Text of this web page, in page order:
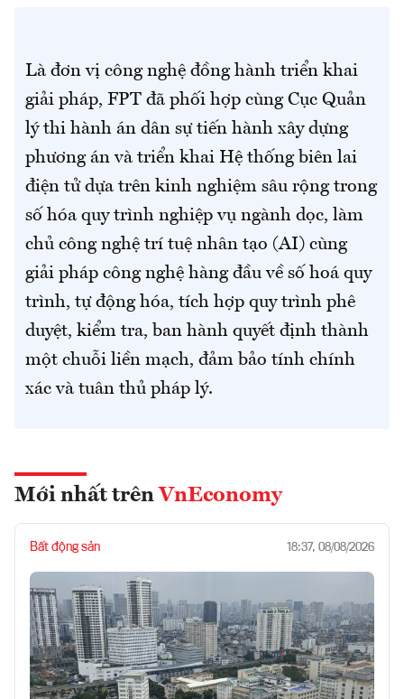
Là đơn vị công nghệ đồng hành triển khai
giải pháp, FPT đã phối hợp cùng Cục Quản
lý thi hành án dân sự tiến hành xây dựng
phương án và triển khai Hệ thống biên lai
điện tử dựa trên kinh nghiệm sâu rộng trong
số hóa quy trình nghiệp vụ ngành dọc, làm
chủ công nghệ trí tuệ nhân tạo (AI) cùng
giải pháp công nghệ hàng đầu về số hoá quy
trình, tự động hóa, tích hợp quy trình phê
duyệt, kiểm tra, ban hành quyết định thành
một chuỗi liền mạch, đảm bảo tính chính
xác và tuân thủ pháp lý.
Mới nhất trên VnEconomy
Bất động sản 18:37, 08/08/2026